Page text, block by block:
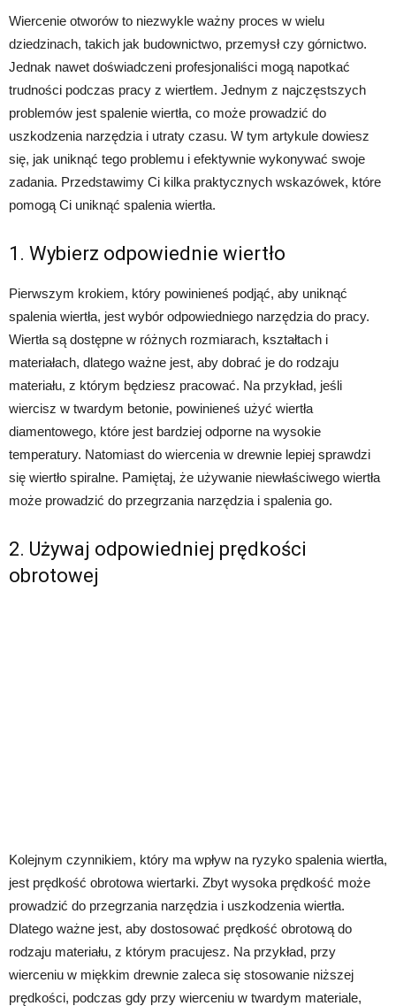
Wiercenie otworów to niezwykle ważny proces w wielu
dziedzinach, takich jak budownictwo, przemysł czy górnictwo.
Jednak nawet doświadczeni profesjonaliści mogą napotkać
trudności podczas pracy z wiertłem. Jednym z najczęstszych
problemów jest spalenie wiertła, co może prowadzić do
uszkodzenia narzędzia i utraty czasu. W tym artykule dowiesz
się, jak uniknąć tego problemu i efektywnie wykonywać swoje
zadania. Przedstawimy Ci kilka praktycznych wskazówek, które
pomogą Ci uniknąć spalenia wiertła.
1. Wybierz odpowiednie wiertło
Pierwszym krokiem, który powinieneś podjąć, aby uniknąć
spalenia wiertła, jest wybór odpowiedniego narzędzia do pracy.
Wiertła są dostępne w różnych rozmiarach, kształtach i
materiałach, dlatego ważne jest, aby dobrać je do rodzaju
materiału, z którym będziesz pracować. Na przykład, jeśli
wiercisz w twardym betonie, powinieneś użyć wiertła
diamentowego, które jest bardziej odporne na wysokie
temperatury. Natomiast do wiercenia w drewnie lepiej sprawdzi
się wiertło spiralne. Pamiętaj, że używanie niewłaściwego wiertła
może prowadzić do przegrzania narzędzia i spalenia go.
2. Używaj odpowiedniej prędkości
obrotowej
Kolejnym czynnikiem, który ma wpływ na ryzyko spalenia wiertła,
jest prędkość obrotowa wiertarki. Zbyt wysoka prędkość może
prowadzić do przegrzania narzędzia i uszkodzenia wiertła.
Dlatego ważne jest, aby dostosować prędkość obrotową do
rodzaju materiału, z którym pracujesz. Na przykład, przy
wierceniu w miękkim drewnie zaleca się stosowanie niższej
prędkości, podczas gdy przy wierceniu w twardym materiale,